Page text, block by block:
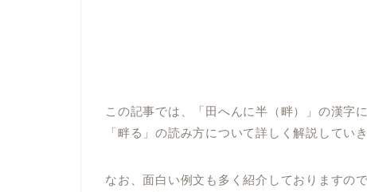
この記事では、「田へんに半（畔）」の漢字
「畔る」の読み方について詳しく解説していき
なお、面白い例文も多く紹介しておりますの